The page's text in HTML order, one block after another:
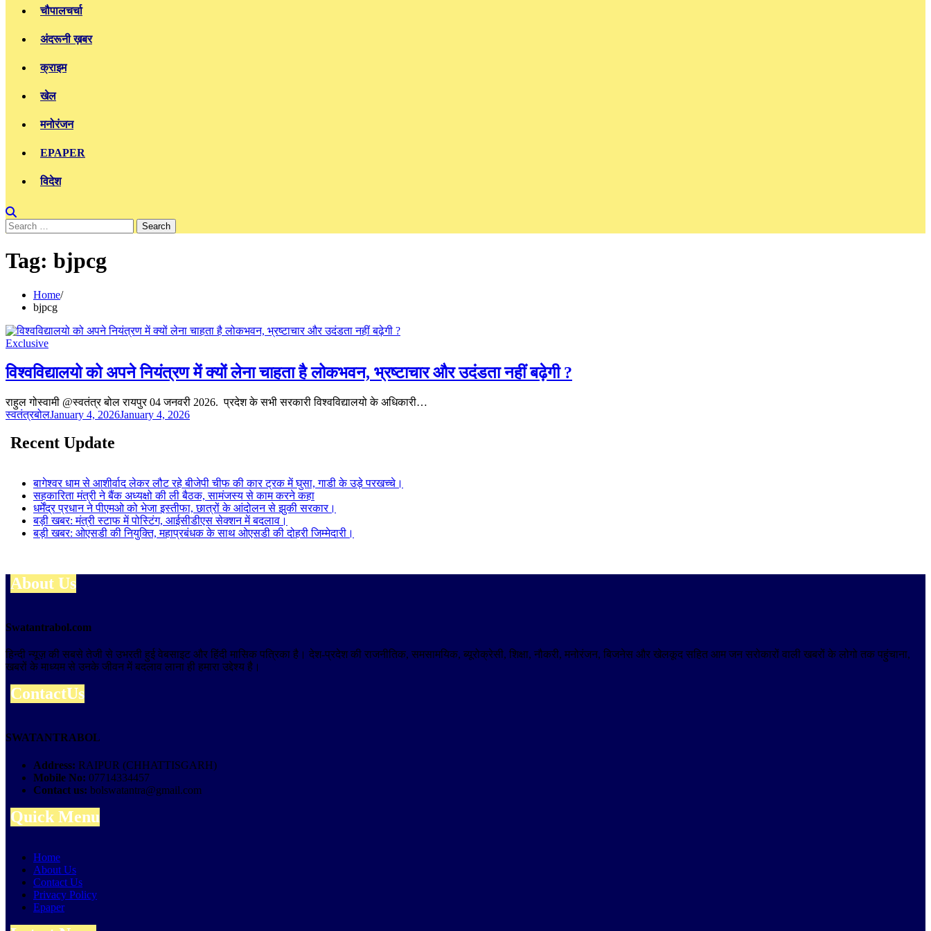
चौपालचर्चा
अंदरूनी ख़बर
क्राइम
खेल
मनोरंजन
EPAPER
विदेश
Search
for:
Tag: bjpcg
Home
bjpcg
Exclusive
विश्वविद्यालयो को अपने नियंत्रण में क्यों लेना चाहता है लोकभवन, भ्रष्टाचार और उदंडता नहीं बढ़ेगी ?
राहुल गोस्वामी @स्वतंत्र बोल रायपुर 04 जनवरी 2026. प्रदेश के सभी सरकारी विश्वविद्यालयो के अधिकारी…
स्वतंत्रबोलJanuary 4, 2026January 4, 2026
Recent Update
बागेश्वर धाम से आशीर्वाद लेकर लौट रहे बीजेपी चीफ की कार ट्रक में घुसा, गाडी के उड़े परखच्चे।
सहकारिता मंत्री ने बैंक अध्यक्षो की ली बैठक, सामंजस्य से काम करने कहा
धर्मेंद्र प्रधान ने पीएमओ को भेजा इस्तीफा, छात्रों के आंदोलन से झुकी सरकार।
बड़ी खबर: मंत्री स्टाफ में पोस्टिंग, आईसीडीएस सेक्शन में बदलाव।
बड़ी खबर: ओएसडी की नियुक्ति, महाप्रबंधक के साथ ओएसडी की दोहरी जिम्मेदारी।
About Us
Swatantrabol.com
हिन्दी न्यूज़ की सबसे तेजी से उभरती हुई वेबसाइट और हिंदी मासिक पत्रिका है। देश-प्रदेश की राजनीतिक, समसामयिक, ब्यूरोक्रेसी, शिक्षा, नौकरी, मनोरंजन, बिजनेस और खेलकूद सहित आम जन सरोकारों वाली खबरों के लोगो तक पहुंचाना,
खबरों के माध्यम से उनके जीवन में बदलाव लाना ही हमारा उद्देश्य है।
ContactUs
SWATANTRABOL
Address: RAIPUR (CHHATTISGARH)
Mobile No: 07714334457
Contact us: bolswatantra@gmail.com
Quick Menu
Home
About Us
Contact Us
Privacy Policy
Epaper